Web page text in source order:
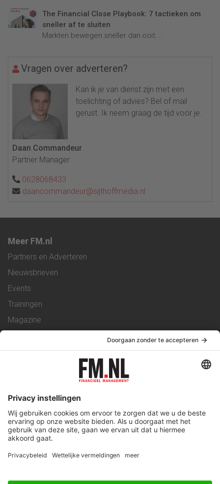
The Financial Close Playbook: 7 tactieken om
sneller af te sluiten
Markten bewegen sneller dan ooit....
Vragen over adverteren?
Kan ik je van dienst zijn met een
toelichting of advies? Bel of mail
gerust. Ik neem graag de tijd voor je.
Daan Commandeur
Partner Manager
0628068433
daancommandeur@sijthoffmedia.nl
Meer FM.nl
Partners en Adverteren
Nieuwsbrieven
Events
Trainingen
Magazine
Service & Contact
Werken bij ons
Privacy Statement
Algemene Voorwaarden